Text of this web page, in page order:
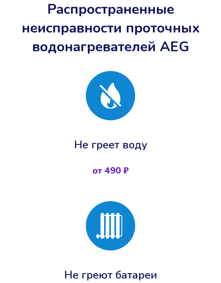
Распространенные
неисправности проточных
водонагревателей AEG
Не греет воду
от 490 ₽
Не греют батареи